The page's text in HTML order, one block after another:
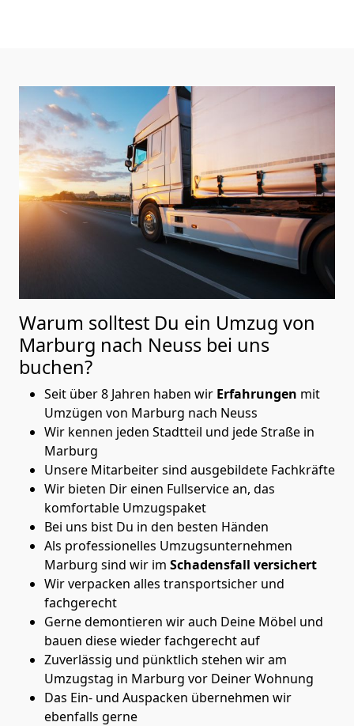
Warum solltest Du ein Umzug von
Marburg nach Neuss bei uns
buchen?
Seit über 8 Jahren haben wir Erfahrungen mit
Umzügen von Marburg nach Neuss
Wir kennen jeden Stadtteil und jede Straße in
Marburg
Unsere Mitarbeiter sind ausgebildete Fachkräfte
Wir bieten Dir einen Fullservice an, das
komfortable Umzugspaket
Bei uns bist Du in den besten Händen
Als professionelles Umzugsunternehmen
Marburg sind wir im Schadensfall versichert
Wir verpacken alles transportsicher und
fachgerecht
Gerne demontieren wir auch Deine Möbel und
bauen diese wieder fachgerecht auf
Zuverlässig und pünktlich stehen wir am
Umzugstag in Marburg vor Deiner Wohnung
Das Ein- und Auspacken übernehmen wir
ebenfalls gerne